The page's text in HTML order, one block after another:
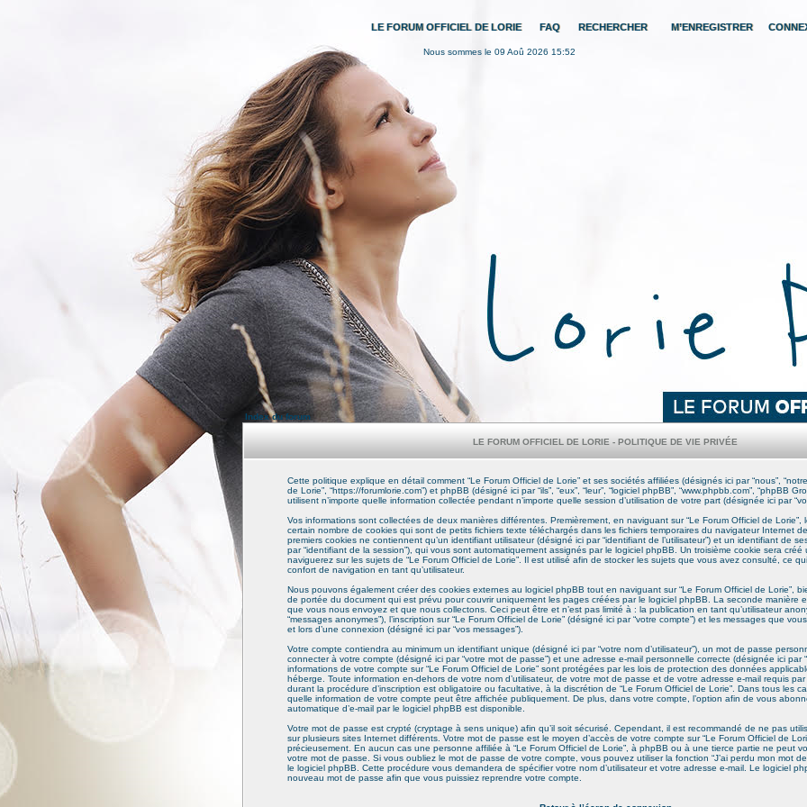
LE FORUM OFFICIEL DE LORIE FAQ RECHERCHER M’ENREGISTRER
Nous sommes le 09 Aoû 2026 15:52
Index du forum
LE FORUM OFFICIEL DE LORIE - POLITIQUE DE VIE PRIVÉE
Cette politique explique en détail comment “Le Forum Officiel de Lorie” et ses sociétés affiliées (désignés ici par “nous”,
de Lorie”, “https://forumlorie.com”) et phpBB (désigné ici par “ils”, “eux”, “leur”, “logiciel phpBB”, “www.phpbb.com”, “phpBB
utilisent n’importe quelle information collectée pendant n’importe quelle session d’utilisation de votre part (désignée ici par
Vos informations sont collectées de deux manières différentes. Premièrement, en naviguant sur “Le Forum Officiel de Lorie”,
certain nombre de cookies qui sont de petits fichiers texte téléchargés dans les fichiers temporaires du navigateur Internet
premiers cookies ne contiennent qu’un identifiant utilisateur (désigné ici par “identifiant de l’utilisateur”) et un identifiant de
par “identifiant de la session”), qui vous sont automatiquement assignés par le logiciel phpBB. Un troisième cookie sera
naviguerez sur les sujets de “Le Forum Officiel de Lorie”. Il est utilisé afin de stocker les sujets que vous avez consulté, ce
confort de navigation en tant qu’utilisateur.
Nous pouvons également créer des cookies externes au logiciel phpBB tout en naviguant sur “Le Forum Officiel de Lorie”,
de portée du document qui est prévu pour couvrir uniquement les pages créées par le logiciel phpBB. La seconde manière
que vous nous envoyez et que nous collectons. Ceci peut être et n’est pas limité à : la publication en tant qu’utilisateur
“messages anonymes”), l’inscription sur “Le Forum Officiel de Lorie” (désigné ici par “votre compte”) et les messages que
et lors d’une connexion (désigné ici par “vos messages”).
Votre compte contiendra au minimum un identifiant unique (désigné ici par “votre nom d’utilisateur”), un mot de passe
connecter à votre compte (désigné ici par “votre mot de passe”) et une adresse e-mail personnelle correcte (désignée ici par
informations de votre compte sur “Le Forum Officiel de Lorie” sont protégées par les lois de protection des données
héberge. Toute information en-dehors de votre nom d’utilisateur, de votre mot de passe et de votre adresse e-mail requis par
durant la procédure d’inscription est obligatoire ou facultative, à la discrétion de “Le Forum Officiel de Lorie”. Dans tous les
quelle information de votre compte peut être affichée publiquement. De plus, dans votre compte, l’option afin de vous
automatique d’e-mail par le logiciel phpBB est disponible.
Votre mot de passe est crypté (cryptage à sens unique) afin qu’il soit sécurisé. Cependant, il est recommandé de ne pas
sur plusieurs sites Internet différents. Votre mot de passe est le moyen d’accès de votre compte sur “Le Forum Officiel de
précieusement. En aucun cas une personne affiliée à “Le Forum Officiel de Lorie”, à phpBB ou à une tierce partie ne peut
votre mot de passe. Si vous oubliez le mot de passe de votre compte, vous pouvez utiliser la fonction “J’ai perdu mon mot
le logiciel phpBB. Cette procédure vous demandera de spécifier votre nom d’utilisateur et votre adresse e-mail. Le logiciel
nouveau mot de passe afin que vous puissiez reprendre votre compte.